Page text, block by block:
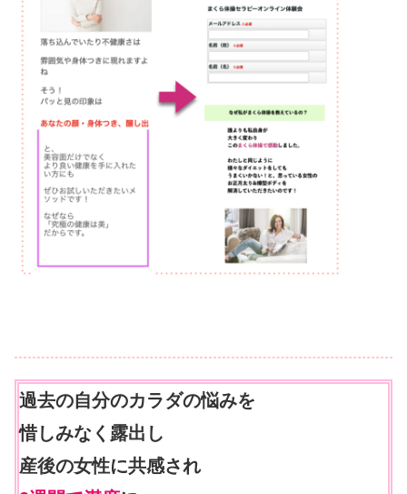
過去の自分のカラダの悩みを
惜しみなく露出し
産後の女性に共感され